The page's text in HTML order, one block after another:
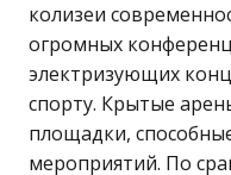
колизеи
огромных
электризующих
спорту. Крытые
площадки,
мероприятий. По